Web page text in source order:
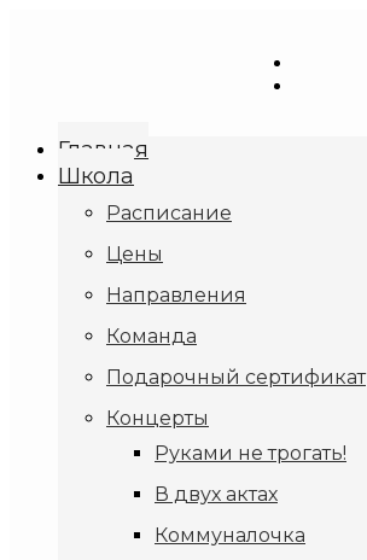
Главная
Школа
Расписание
Цены
Направления
Команда
Подарочный сертификат
Концерты
Руками не трогать!
В двух актах
Коммуналочка